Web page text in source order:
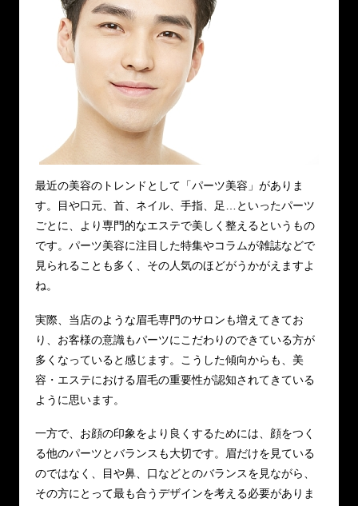
最近の美容のトレンドとして「パーツ美容」がありま
す。目や口元、首、ネイル、手指、足…といったパーツ
ごとに、より専門的なエステで美しく整えるというもの
です。パーツ美容に注目した特集やコラムが雑誌などで
見られることも多く、その人気のほどがうかがえますよ
ね。
実際、当店のような眉毛専門のサロンも増えてきてお
り、お客様の意識もパーツにこだわりのできている方が
多くなっていると感じます。こうした傾向からも、美
容・エステにおける眉毛の重要性が認知されてきている
ように思います。
一方で、お顔の印象をより良くするためには、顔をつく
る他のパーツとバランスも大切です。眉だけを見ている
のではなく、目や鼻、口などとのバランスを見ながら、
その方にとって最も合うデザインを考える必要がありま